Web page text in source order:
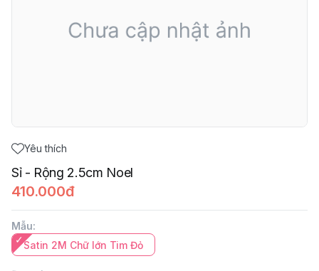
Yêu thích
Sỉ - Rộng 2.5cm Noel
410.000đ
Mẫu:
Satin 2M Chữ lớn Tim Đỏ